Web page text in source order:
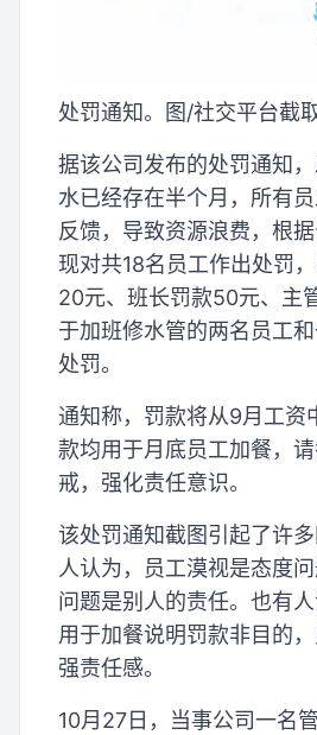
处罚通知。图/社交平台截
据该公司发布的处罚通知
水已经存在半个月，所有
反馈，导致资源浪费，根据
现对共18名员工作出处罚
20元、班长罚款50元、主
于加班修水管的两名员工
处罚。
通知称，罚款将从9月工资
款均用于月底员工加餐，
戒，强化责任意识。
该处罚通知截图引起了许
人认为，员工漠视是态度
问题是别人的责任。也有
用于加餐说明罚款非目的
强责任感。
10月27日，当事公司一名